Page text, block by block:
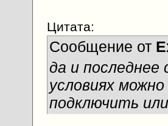
Цитата:
Сообщение от
да и
условиях
подключить